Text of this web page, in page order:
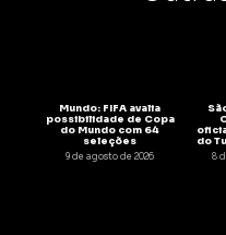
Mundo: FIFA avalia
possibilidade de Copa
do Mundo com 64
seleções
9 de agosto de 2026
do
8